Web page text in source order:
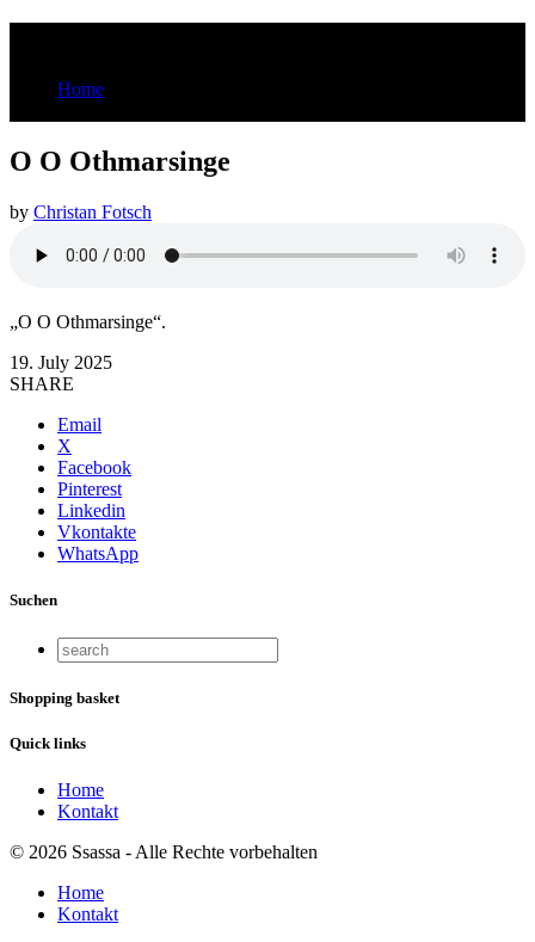
Home
O O Othmarsinge
by Christan Fotsch
„O O Othmarsinge“.
19. July 2025
SHARE
Email
X
Facebook
Pinterest
Linkedin
Vkontakte
WhatsApp
Suchen
Shopping basket
Quick links
Home
Kontakt
© 2026 Ssassa - Alle Rechte vorbehalten
Home
Kontakt